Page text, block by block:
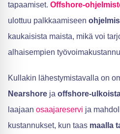
tapaamiset. Offshore-
ulottuu palkkaamiseen
kaukaisista maista, mikä voi
alhaisempien
Kullakin lähestymistavalla on
Nearshore ja offshore-
laajaan osaajareservi ja
kustannukset, kun taas maalla